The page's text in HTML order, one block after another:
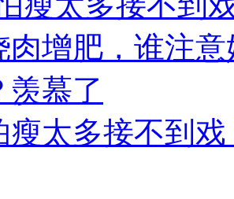
瘦太多接不到